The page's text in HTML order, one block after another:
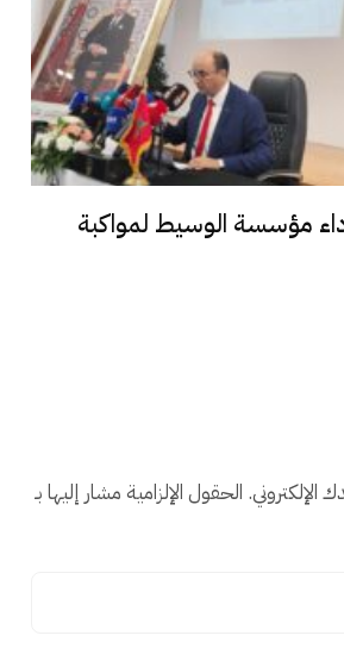
مؤسسة الوسيط لمواكبة
الإلكتروني. الحقول الإلزامية مشار إليها بـ